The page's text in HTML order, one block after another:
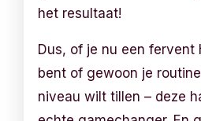
het resultaat!
Dus, of je nu een fervent
bent of gewoon je
niveau wilt tillen – deze